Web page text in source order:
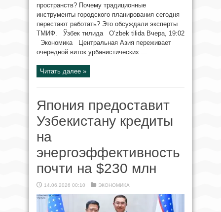
пространств? Почему традиционные
инструменты городского планирования сегодня
перестают работать? Это обсуждали эксперты
ТМИФ. Ўзбек тилида O‘zbek tilida Вчера, 19:02
Экономика Центральная Азия переживает
очередной виток урбанистических ...
Читать далее »
Япония предоставит
Узбекистану кредиты
на
энергоэффективность
почти на $230 млн
14.06.2026 00:10 ЭКОНОМИКА